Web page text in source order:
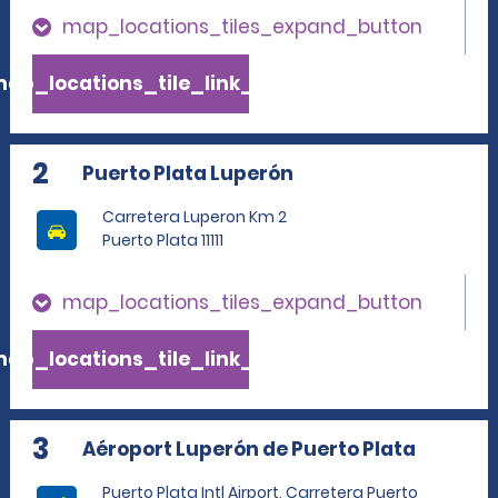
map_locations_tiles_expand_button
2 Puerto Plata Luperón
Carretera Luperon Km 2
Puerto Plata 11111
map_locations_tiles_expand_button
3 Aéroport Luperón de Puerto Plata
Puerto Plata Intl Airport, Carretera Puerto